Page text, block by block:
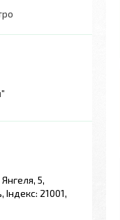
5,
Індекс: 21001,